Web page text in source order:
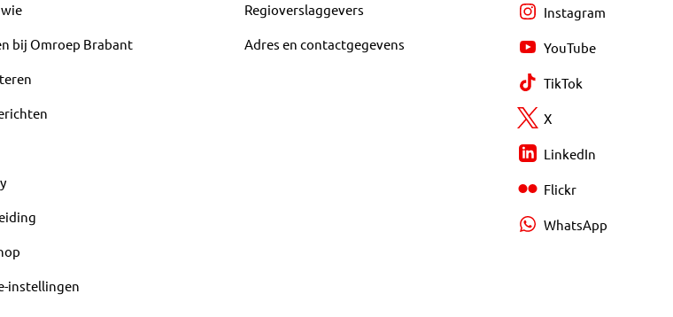
bij Omroep Brabant
instellingen
Regioverslaggevers
Adres en contactgegevens
Instagram
YouTube
TikTok
X
LinkedIn
Flickr
WhatsApp